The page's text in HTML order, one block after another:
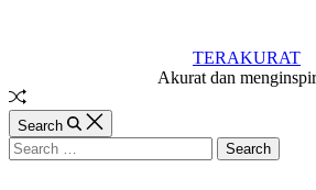
TERAKURAT
Akurat dan
Random
Article
Search
Search
for: